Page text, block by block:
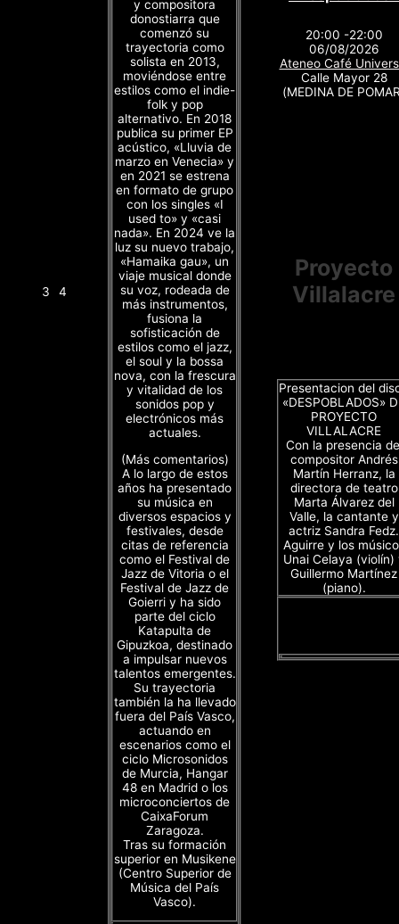
3 4
y compositora
donostiarra que
comenzó su
trayectoria como
solista en 2013,
moviéndose entre
estilos como el indie-
folk y pop
alternativo. En 2018
publica su primer EP
acústico, «Lluvia de
marzo en Venecia» y
en 2021 se estrena
en formato de grupo
con los singles «I
used to» y «casi
nada». En 2024 ve la
luz su nuevo trabajo,
«Hamaika gau», un
viaje musical donde
su voz, rodeada de
más instrumentos,
fusiona la
sofisticación de
estilos como el jazz,
el soul y la bossa
nova, con la frescura
y vitalidad de los
sonidos pop y
electrónicos más
actuales.
(Más comentarios)
A lo largo de estos
años ha presentado
su música en
diversos espacios y
festivales, desde
citas de referencia
como el Festival de
Jazz de Vitoria o el
Festival de Jazz de
Goierri y ha sido
parte del ciclo
Katapulta de
Gipuzkoa, destinado
a impulsar nuevos
talentos emergentes.
Su trayectoria
también la ha llevado
fuera del País Vasco,
actuando en
escenarios como el
ciclo Microsonidos
de Murcia, Hangar
48 en Madrid o los
microconciertos de
CaixaForum
Zaragoza.
Tras su formación
superior en Musikene
(Centro Superior de
Música del País
Vasco).
20:00 -22:00
06/08/2026
Ateneo Café
Calle Mayor 28
(MEDINA DE
Proyecto
Villalacre
Presentacion del
«DESPOBLADOS»
PROYECTO
VILLALACRE
Con la presencia
compositor Andrés
Martín Herranz, la
directora de teatro
Marta Álvarez del
Valle, la cantante y
actriz Sandra Fedz.
Aguirre y los
Unai Celaya (violín)
Guillermo Martínez
(piano).